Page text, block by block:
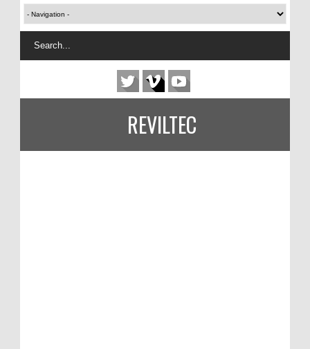
REVILTEC